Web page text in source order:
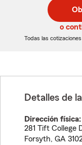
de
5
de
5
o
Todas las
Detalles de
Dirección física:
281 Tift College
Forsyth, GA